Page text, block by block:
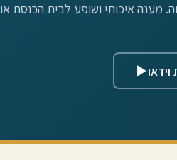
. מענה איכותי ושופע לבית הכנסת או